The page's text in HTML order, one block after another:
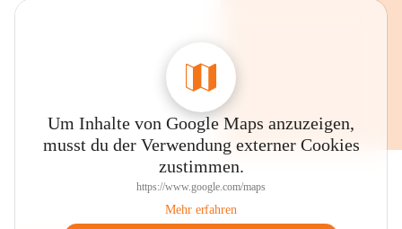
Um Inhalte von Google Maps anzuzeigen,
musst du der Verwendung externer Cookies
zustimmen.
https://www.google.com/maps
Mehr erfahren